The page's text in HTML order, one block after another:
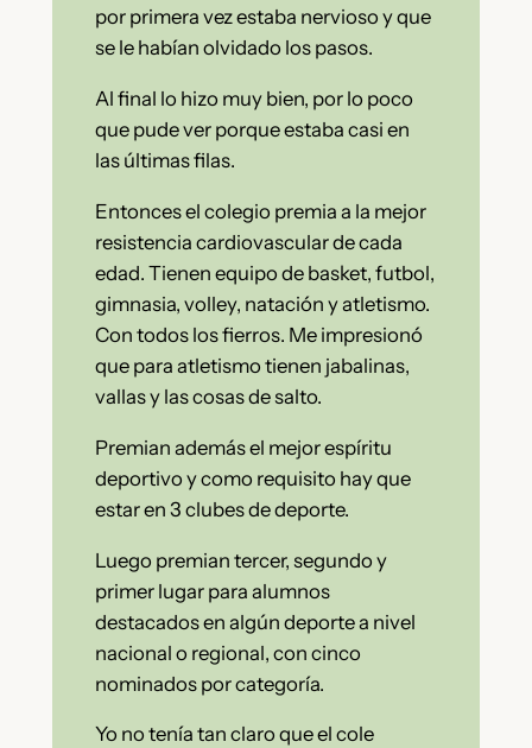
por primera vez estaba nervioso y que
se le habían olvidado los pasos.
Al final lo hizo muy bien, por lo poco
que pude ver porque estaba casi en
las últimas filas.
Entonces el colegio premia a la mejor
resistencia cardiovascular de cada
edad. Tienen equipo de basket, futbol,
gimnasia, volley, natación y atletismo.
Con todos los fierros. Me impresionó
que para atletismo tienen jabalinas,
vallas y las cosas de salto.
Premian además el mejor espíritu
deportivo y como requisito hay que
estar en 3 clubes de deporte.
Luego premian tercer, segundo y
primer lugar para alumnos
destacados en algún deporte a nivel
nacional o regional, con cinco
nominados por categoría.
Yo no tenía tan claro que el cole